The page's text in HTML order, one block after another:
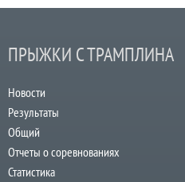
ПРЫЖКИ С ТРАМПЛИНА
Новости
Результаты
Общий
Отчеты о соревнованиях
Статистика